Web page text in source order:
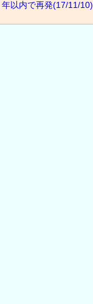
年以内で再発(17/11/10)